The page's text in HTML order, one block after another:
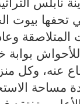
تحفها
المتلاصقة
للأحواش
عنه، وكل
مساحة